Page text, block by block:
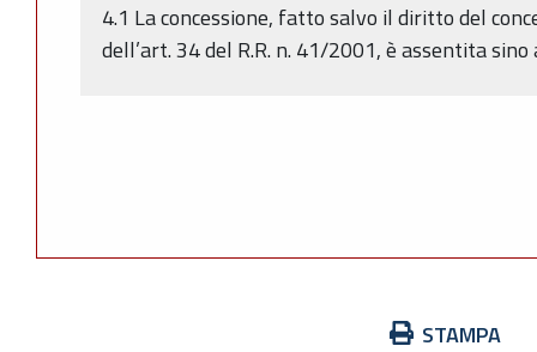
4.1 La concessione, fatto salvo il diritto del
dell’art. 34 del R.R. n. 41/2001, è assentita
STAMPA